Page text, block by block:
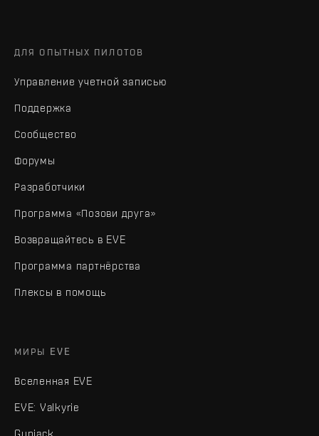
ДЛЯ ОПЫТНЫХ ПИЛОТОВ
Управление учетной записью
Поддержка
Сообщество
Форумы
Разработчики
Программа «Позови друга»
Возвращайтесь в EVE
Программа партнёрства
Плексы в помощь
МИРЫ EVE
Вселенная EVE
EVE: Valkyrie
Gunjack